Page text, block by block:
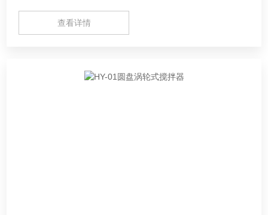
低功耗，提高收率。
查看详情